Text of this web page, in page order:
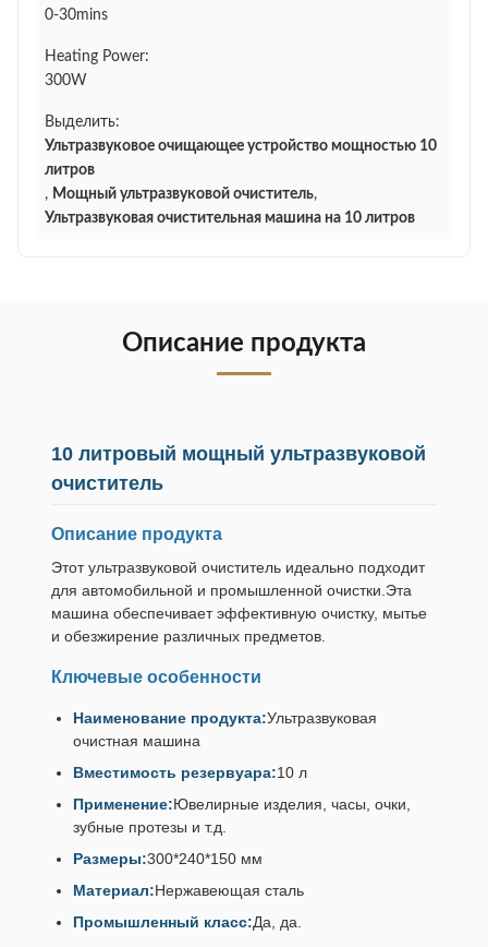
0-30mins
Heating Power:
300W
Выделить:
Ультразвуковое очищающее устройство мощностью 10
литров
, Мощный ультразвуковой очиститель,
Ультразвуковая очистительная машина на 10 литров
Описание продукта
10 литровый мощный ультразвуковой
очиститель
Описание продукта
Этот ультразвуковой очиститель идеально подходит
для автомобильной и промышленной очистки.Эта
машина обеспечивает эффективную очистку, мытье
и обезжирение различных предметов.
Ключевые особенности
Наименование продукта:Ультразвуковая
очистная машина
Вместимость резервуара:10 л
Применение:Ювелирные изделия, часы, очки,
зубные протезы и т.д.
Размеры:300*240*150 мм
Материал:Нержавеющая сталь
Промышленный класс:Да, да.